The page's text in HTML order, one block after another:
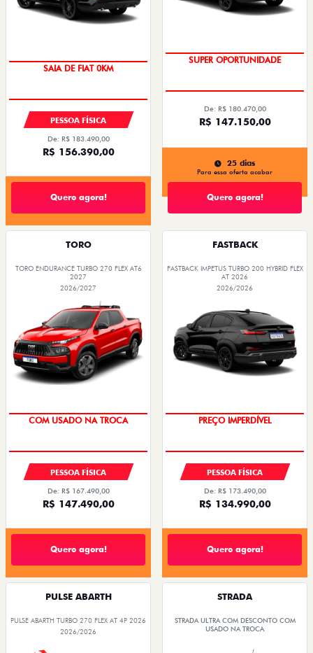
PREÇO IMPERDÍVEL
PESSOA FÍSICA
De: R$ 183.490,00
R$ 156.390,00
Quero agora!
ENTREGA IMEDIATA
De: R$ 180.470,00
R$ 147.150,00
25 dias
Para essa oferta acabar
Quero agora!
TORO
TORO ENDURANCE TURBO 270 FLEX AT6
2027
2026/2027
OPORTUNIDADE
PESSOA FÍSICA
De: R$ 167.490,00
R$ 147.490,00
Quero agora!
FASTBACK
FASTBACK IMPETUS TURBO 200 HYBRID FLEX
AT 2026
2026/2026
OPORTUNIDADE
PESSOA FÍSICA
De: R$ 173.490,00
R$ 134.990,00
Quero agora!
PULSE ABARTH
PULSE ABARTH TURBO 270 FLEX AT 4P 2026
2026/2026
STRADA
STRADA ULTRA COM DESCONTO COM
USADO NA TROCA